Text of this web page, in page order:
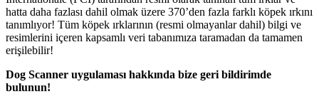
hatta daha fazlası dahil olmak üzere 370’den fazla farklı köpek ırkını
tanımlıyor! Tüm köpek ırklarının (resmi olmayanlar dahil) bilgi ve
resimlerini içeren kapsamlı veri tabanımıza taramadan da tamamen
erişilebilir!
Dog Scanner uygulaması hakkında bize geri bildirimde
bulunun!